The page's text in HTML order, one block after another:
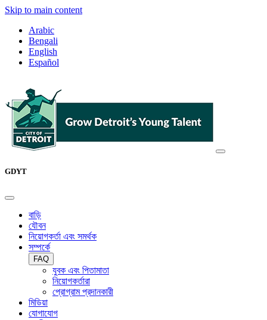
Skip to main content
Arabic
Bengali
English
Español
GDYT
বাড়ি
যৌবন
নিয়োগকর্তা এবং সমর্থক
সম্পর্কে
FAQ
যুবক এবং পিতামাতা
নিয়োগকর্তারা
প্রোগ্রাম প্রদানকারী
মিডিয়া
যোগাযোগ